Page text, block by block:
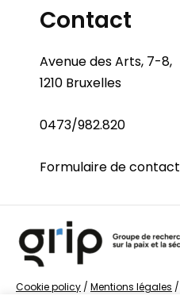
Contact
Avenue des Arts, 7-8,
1210 Bruxelles
0473/982.820
Formulaire de contact
Cookie policy / Mentions légales /